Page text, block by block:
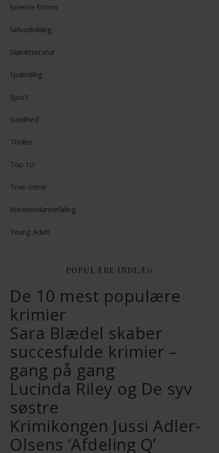
Science fiction
Selvudvikling
Skønlitteratur
Spænding
Sport
Sundhed
Thriller
Top 10
True crime
Weekendanbefaling
Young Adult
POPULÆRE INDLÆG
De 10 mest populære
krimier
Sara Blædel skaber
succesfulde krimier –
gang på gang
Lucinda Riley og De syv
søstre
Krimikongen Jussi Adler-
Olsens ‘Afdeling Q’